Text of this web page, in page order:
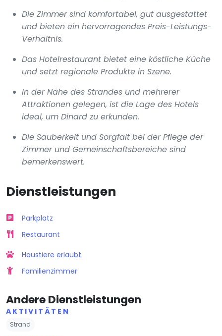
Die Zimmer sind komfortabel, gut ausgestattet
und bieten ein hervorragendes Preis-Leistungs-
Verhältnis.
Das Hotelrestaurant bietet eine köstliche Küche
und setzt regionale Produkte in Szene.
In der Nähe des Strandes und mehrerer
Attraktionen gelegen, ist die Lage des Hotels
ideal, um Dinard zu erkunden.
Die Sauberkeit und Sorgfalt bei der Pflege der
Zimmer und Gemeinschaftsbereiche sind
bemerkenswert.
Dienstleistungen
Parkplatz
Restaurant
Haustiere erlaubt
Familienzimmer
Andere Dienstleistungen
AKTIVITÄTEN
Strand